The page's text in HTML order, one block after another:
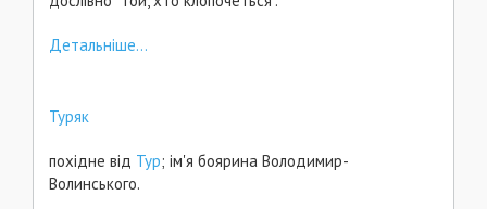
Детальніше...
Туряк
похідне від Тур; ім'я боярина Володимир-
Волинського.